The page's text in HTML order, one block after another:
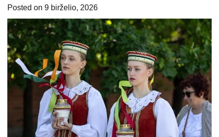
Posted on 9 birželio, 2026